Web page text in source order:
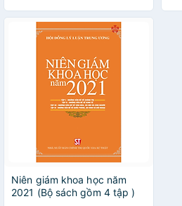
Niên giám khoa học năm
2021 (Bộ sách gồm 4 tập )